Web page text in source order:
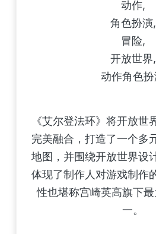
动作,
角色扮演,
冒险,
开放世界,
动作角色扮
《艾尔登法环》将开放世
完美融合，打造了一个多
地图，并围绕开放世界设
体现了制作人对游戏制作
性也堪称宫崎英高旗下
一。